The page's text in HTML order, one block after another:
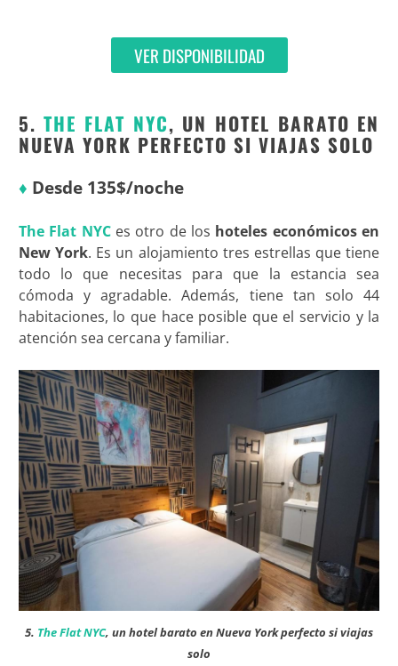
VER DISPONIBILIDAD
5.THE FLAT NYC, UN HOTEL BARATO EN
NUEVA YORK PERFECTO SI VIAJAS SOLO
♦ Desde 135$/noche
The Flat NYCes otro de los hoteles económicos en
New York. Es un alojamiento tres estrellas que tiene
todo lo que necesitas para que la estancia sea
cómoda y agradable. Además, tiene tan solo 44
habitaciones, lo que hace posible que el servicio y la
atención sea cercana y familiar.
5. The Flat NYC, un hotel barato en Nueva York perfecto si viajas
solo